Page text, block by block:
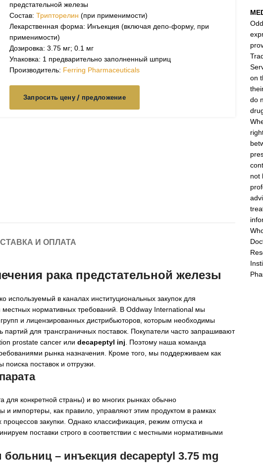
предстательной железы
Состав: Трипторелин (при применимости)
Лекарственная форма: Инъекция (включая депо-форму, при
применимости)
Дозировка: 3.75 мг; 0.1 мг
Упаковка: 1 предварительно заполненный шприц
Производитель: Ferring Pharmaceuticals
Запросить цену / предложение
И ОПЛАТА
рака предстательной железы
в каналах институциональных закупок для
местных нормативных требований. В Oddway International мы
и лицензированных дистрибьюторов, которым необходимы
для трансграничных поставок. Покупатели часто запрашивают
prostate cancer или decapeptyl inj . Поэтому наша команда
рынка назначения. Кроме того, мы поддерживаем как
поставок и отгрузки.
для конкретной страны) и во многих рынках обычно
и импортеры, как правило, управляют этим продуктом в рамках
закупки. Однако классификация, режим отпуска и
поставки строго в соответствии с местными нормативными
больниц – инъекция decapeptyl 3.75 mg
on
do
not